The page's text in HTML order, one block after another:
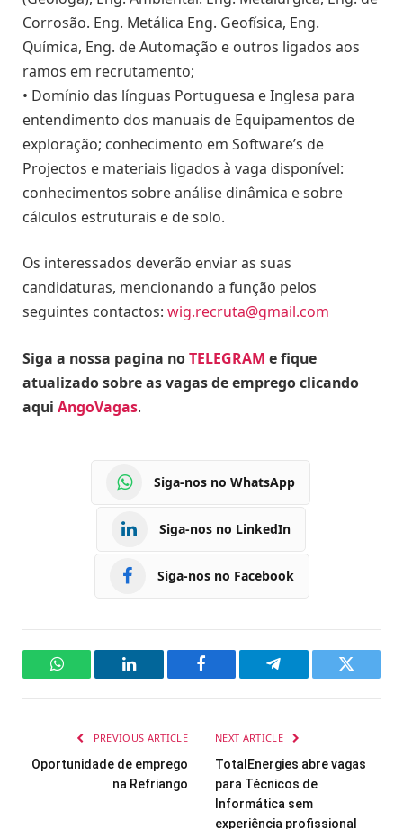
Corrosão. Eng. Metálica Eng. Geofísica, Eng.
Química, Eng. de Automação e outros ligados aos
ramos em recrutamento;
• Domínio das línguas Portuguesa e Inglesa para
entendimento dos manuais de Equipamentos de
exploração; conhecimento em Software’s de
Projectos e materiais ligados à vaga disponível:
conhecimentos sobre análise dinâmica e sobre
cálculos estruturais e de solo.
Os interessados deverão enviar as suas
candidaturas, mencionando a função pelos
seguintes contactos: wig.recruta@gmail.com
Siga a nossa pagina noTELEGRAM e fique
atualizado sobre as vagas de emprego clicando
aqui AngoVagas.
Siga-nos no WhatsApp
Siga-nos no LinkedIn
Siga-nos no Facebook
WhatsAppLinkedIn Facebook Telegram Twitter
PREVIOUS ARTICLE
Oportunidade de emprego
na Refriango
NEXT ARTICLE
TotalEnergies abre vagas
para Técnicos de
Informática sem
experiência profissional